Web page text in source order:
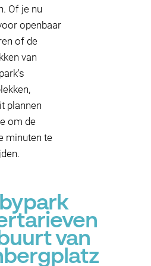
Of je nu
openbaar
of de
van
plannen
om de
minuten te
van